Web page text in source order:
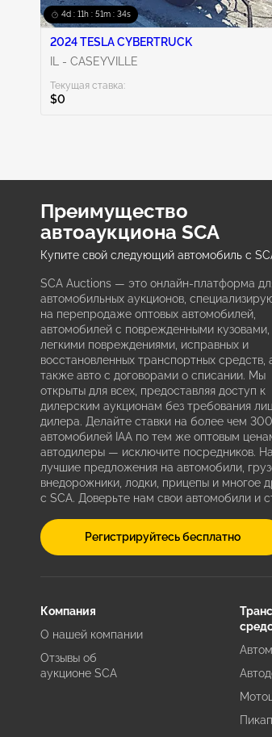
4d : 11h : 51m : 33s
2024 TESLA CYBERTRUCK
IL - CASEYVILLE
Текущая ставка:
$0
Преимущество
автоаукциона SCA
Купите свой следующий автомобиль с
SCA Auctions — это онлайн-платформа
автомобильных аукционов,
на перепродаже оптовых автомобилей,
автомобилей с поврежденными кузовами,
легкими повреждениями, исправных и
восстановленных транспортных средств,
также авто с договорами о списании. Мы
открыты для всех, предоставляя доступ к
дилерским аукционам без требования
дилера. Делайте ставки на более чем
автомобилей IAA по тем же оптовым
автодилеры — исключите посредников.
лучшие предложения на автомобили,
внедорожники, лодки, прицепы и многое
с SCA. Доверьте нам свои автомобили и
Регистрируйтесь бесплатно
Компания
О нашей компании
Отзывы об
аукционе SCA